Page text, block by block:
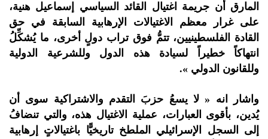
المارق أن جريمة اغتيال القائد السياسي إسماعيل هنية،
على غرار معظم الاغتيالات الإرهابية السابقة في حق
القادة الفلسطينيين، تتمُّ فوق تراب دولٍ أخرى، ما يُشكِّلُ
انتهاكاً خطيراً لسيادة هذه الدول وللشرعية الدولية
وللقانون الدولي ».
واشار انه « لا يسعُ حزبَ التقدم والاشتراكية سوى أن
يُدين، بأقوى العبارات، عملية الاغتيال هذه، والتي تنضافُ
إلى السجل الإسرائيلي الملطخ تاريخيًّا باغتيالاتٍ إرهابية